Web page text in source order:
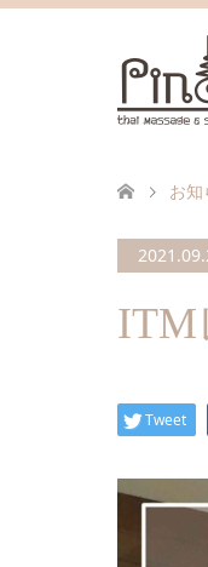
お知
ITM
Tweet